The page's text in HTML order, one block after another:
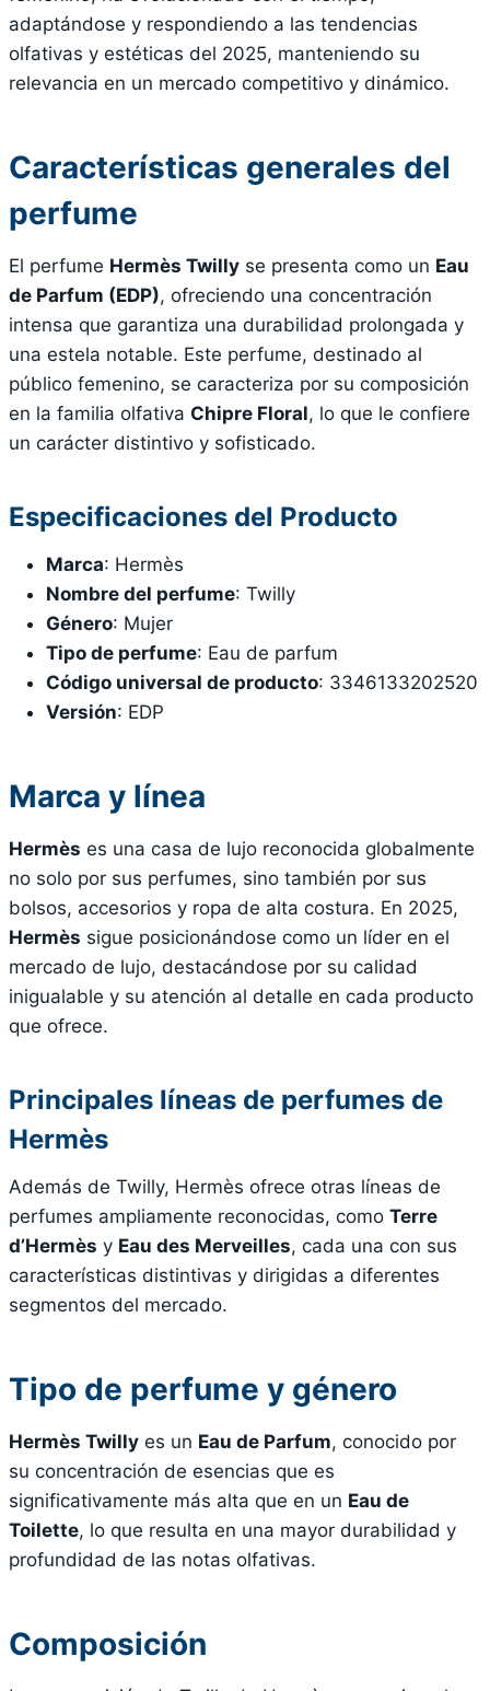
adaptándose y respondiendo a las tendencias
olfativas y estéticas del 2025, manteniendo su
relevancia en un mercado competitivo y dinámico.
Características generales del
perfume
El perfume Hermès Twilly se presenta como un Eau
de Parfum (EDP), ofreciendo una concentración
intensa que garantiza una durabilidad prolongada y
una estela notable. Este perfume, destinado al
público femenino, se caracteriza por su composición
en la familia olfativa Chipre Floral, lo que le confiere
un carácter distintivo y sofisticado.
Especificaciones del Producto
Marca: Hermès
Nombre del perfume: Twilly
Género: Mujer
Tipo de perfume: Eau de parfum
Código universal de producto: 3346133202520
Versión: EDP
Marca y línea
Hermès es una casa de lujo reconocida globalmente
no solo por sus perfumes, sino también por sus
bolsos, accesorios y ropa de alta costura. En 2025,
Hermès sigue posicionándose como un líder en el
mercado de lujo, destacándose por su calidad
inigualable y su atención al detalle en cada producto
que ofrece.
Principales líneas de perfumes de
Hermès
Además de Twilly, Hermès ofrece otras líneas de
perfumes ampliamente reconocidas, como Terre
d’Hermès y Eau des Merveilles, cada una con sus
características distintivas y dirigidas a diferentes
segmentos del mercado.
Tipo de perfume y género
Hermès Twilly es un Eau de Parfum, conocido por
su concentración de esencias que es
significativamente más alta que en un Eau de
Toilette, lo que resulta en una mayor durabilidad y
profundidad de las notas olfativas.
Composición